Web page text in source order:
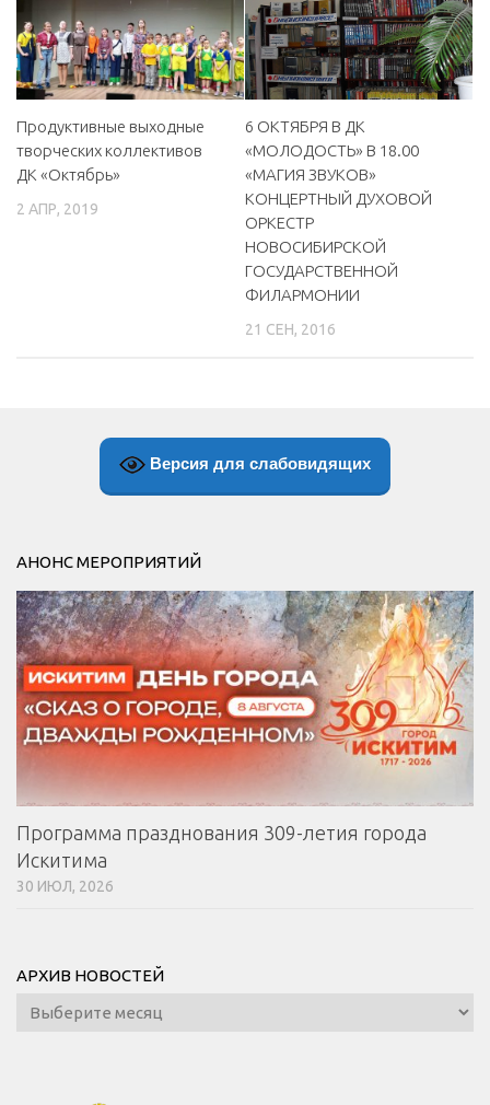
Продуктивные выходные
творческих коллективов
ДК «Октябрь»
2 АПР, 2019
6 ОКТЯБРЯ В ДК
«МОЛОДОСТЬ» В 18.00
«МАГИЯ ЗВУКОВ»
КОНЦЕРТНЫЙ ДУХОВОЙ
ОРКЕСТР
НОВОСИБИРСКОЙ
ГОСУДАРСТВЕННОЙ
ФИЛАРМОНИИ
21 СЕН, 2016
Версия для слабовидящих
АНОНС МЕРОПРИЯТИЙ
Программа празднования 309-летия города
Искитима
30 ИЮЛ, 2026
АРХИВ НОВОСТЕЙ
Архив
новостей